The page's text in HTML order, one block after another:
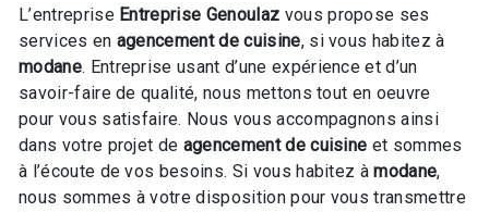
L’entreprise Entreprise Genoulaz vous propose ses
services en agencement de cuisine, si vous habitez à
modane. Entreprise usant d’une expérience et d’un
savoir-faire de qualité, nous mettons tout en oeuvre
pour vous satisfaire. Nous vous accompagnons ainsi
dans votre projet de agencement de cuisine et sommes
à l’écoute de vos besoins. Si vous habitez àmodane,
nous sommes à votre disposition pour vous transmettre